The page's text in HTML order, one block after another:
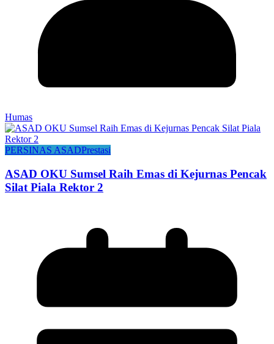
Humas
PERSINAS ASADPrestasi
ASAD OKU Sumsel Raih Emas di Kejurnas Pencak
Silat Piala Rektor 2